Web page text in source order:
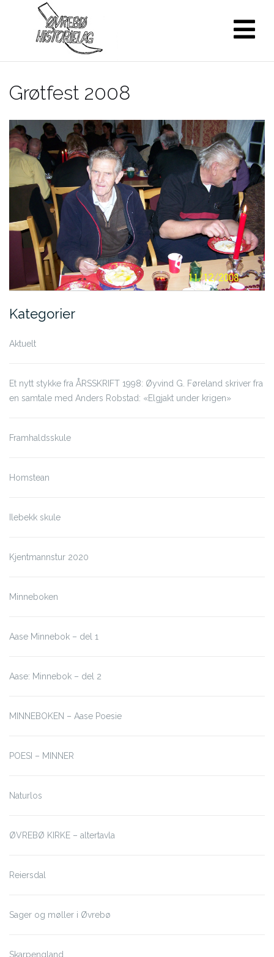
Grøtfest 2008
Kategorier
Aktuelt
Et nytt stykke fra ÅRSSKRIFT 1998: Øyvind G. Føreland skriver fra
en samtale med Anders Robstad: «Elgjakt under krigen»
Framhaldsskule
Homstean
Ilebekk skule
Kjentmannstur 2020
Minneboken
Aase Minnebok – del 1
Aase: Minnebok – del 2
MINNEBOKEN – Aase Poesie
POESI – MINNER
Naturlos
ØVREBØ KIRKE – altertavla
Reiersdal
Sager og møller i Øvrebø
Skarpengland